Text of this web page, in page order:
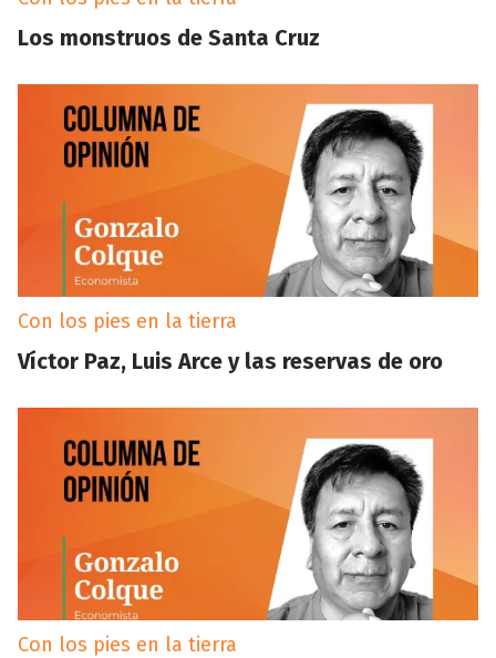
Los monstruos de Santa Cruz
Con los pies en la tierra
Víctor Paz, Luis Arce y las reservas de oro
Con los pies en la tierra